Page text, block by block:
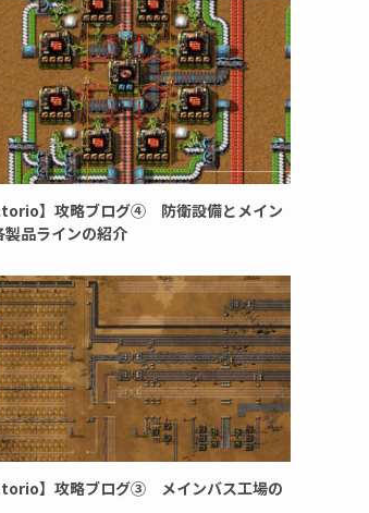
】攻略ブログ④ 防衛設備とメイン
製品ラインの紹介
】攻略ブログ③ メインバス工場の